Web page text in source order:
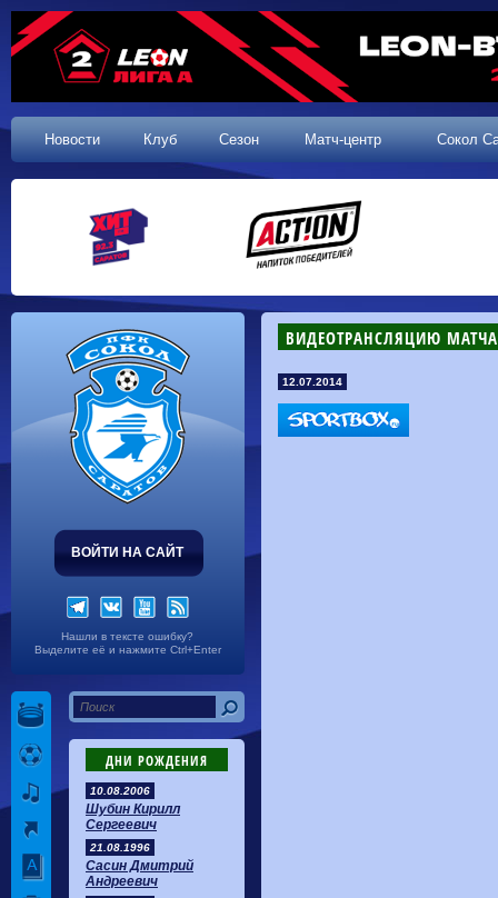
Новости Клуб Сезон Матч-центр Сокол
ВОЙТИ НА САЙТ
Нашли в тексте ошибку?
Выделите её и нажмите Ctrl+Enter
ДНИ РОЖДЕНИЯ
10.08.2006
Шубин Кирилл
Сергеевич
21.08.1996
Сасин Дмитрий
Андреевич
ВИДЕОТРАНСЛЯЦИЮ
12.07.2014